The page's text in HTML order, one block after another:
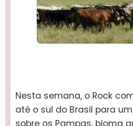
Nesta semana, o Rock
até o sul do Brasil para